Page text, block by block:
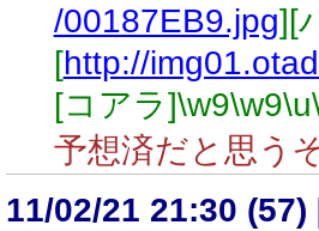
/00187EB9.jpg][
[http://
[コアラ]\w9\w9\u
予想済だと思う
11/02/21 21:30 (57)